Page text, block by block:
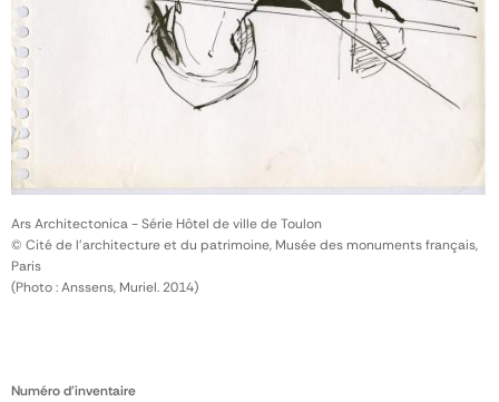
Numéro d'inventaire
Ars Architectonica - Série Hôtel de ville de Toulon
© Cité de l'architecture et du patrimoine, Musée des monuments français,
Paris
(Photo : Anssens, Muriel. 2014)